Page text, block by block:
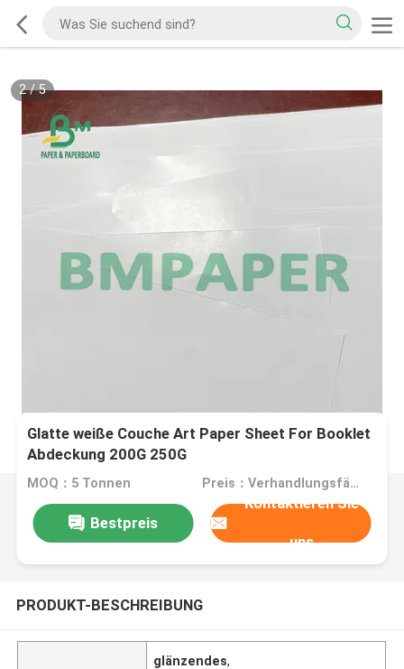
2/5
Glatte weiße Couche Art Paper Sheet For Booklet
Abdeckung 200G 250G
MOQ：5 Tonnen Preis：Verhandlungsfähig
Bestpreis
Kontaktieren Sie
uns
PRODUKT-BESCHREIBUNG
glänzendes,